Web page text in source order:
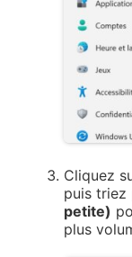
Cliquez
puis
petite)
plus